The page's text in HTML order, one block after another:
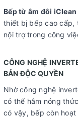
Bếp từ âm đôi
thiết bị bếp cao cấp,
nội trợ trong công
CÔNG NGHỆ
BẢN ĐỘC QUYỀN
Nhờ công nghệ
có thể hâm nóng
có vậy, bếp còn